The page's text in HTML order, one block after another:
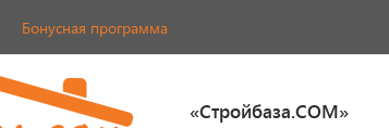
Бонусная программа
«Стройбаза.COM»